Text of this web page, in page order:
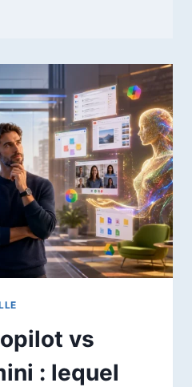
vs
: lequel